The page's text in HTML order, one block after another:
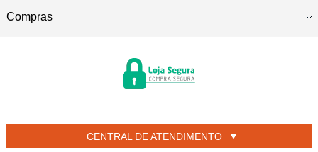
Compras
CENTRAL DE ATENDIMENTO